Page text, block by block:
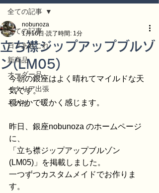
全ての記事
日々あれこれ
新商品
オーダー品
イタリア出張
その他
全ての記事
立ち襟ジップアップブルゾ
ン(LM05)
nobunoza
1月16日 読了時間: 1分
今朝の銀座はよく晴れてマイルドな天
気です。
穏やかで暖かく感じます。
昨日、銀座nobunoza のホームページ
に、
「立ち襟ジップアップブルゾン
(LM05)」を掲載しました。
一つずつカスタムメイドでお作りま
す。